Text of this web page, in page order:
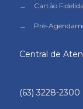
→ Cartão
→ Pré-
Central de
(63) 3228-2300